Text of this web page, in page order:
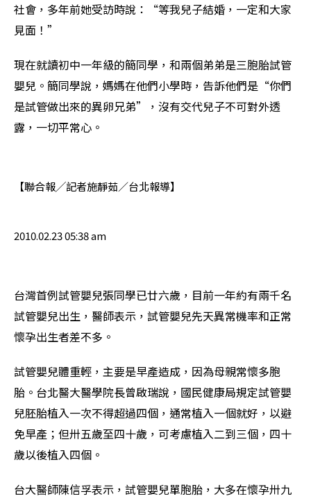
社會，多年前她受訪時說：“等我兒子結婚，一定和大家
見面！”
現在就讀初中一年級的簡同學，和兩個弟弟是三胞胎試管
嬰兒。簡同學說，媽媽在他們小學時，告訴他們是“你們
是試管做出來的異卵兄弟”，沒有交代兒子不可對外透
露，一切平常心。
【聯合報╱記者施靜茹／台北報導】
2010.02.23 05:38 am
台灣首例試管嬰兒張同學已廿六歲，目前一年約有兩千名
試管嬰兒出生，醫師表示，試管嬰兒先天異常機率和正常
懷孕出生者差不多。
試管嬰兒體重輕，主要是早產造成，因為母親常懷多胞
胎。台北醫大醫學院長曾啟瑞說，國民健康局規定試管嬰
兒胚胎植入一次不得超過四個，通常植入一個就好，以避
免早產；但卅五歲至四十歲，可考慮植入二到三個，四十
歲以後植入四個。
台大醫師陳信孚表示，試管嬰兒單胞胎，大多在懷孕卅九